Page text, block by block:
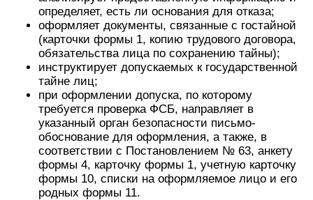
определяет, есть ли основания для отказа;
оформляет документы, связанные с гостайной
(карточки формы 1, копию трудового договора,
обязательства лица по сохранению тайны);
инструктирует допускаемых к государственной
тайне лиц;
при оформлении допуска, по которому
требуется проверка ФСБ, направляет в
указанный орган безопасности письмо-
обоснование для оформления, а также, в
соответствии с Постановлением № 63, анкету
формы 4, карточку формы 1, учетную карточку
формы 10, списки на оформляемое лицо и его
родных формы 11.